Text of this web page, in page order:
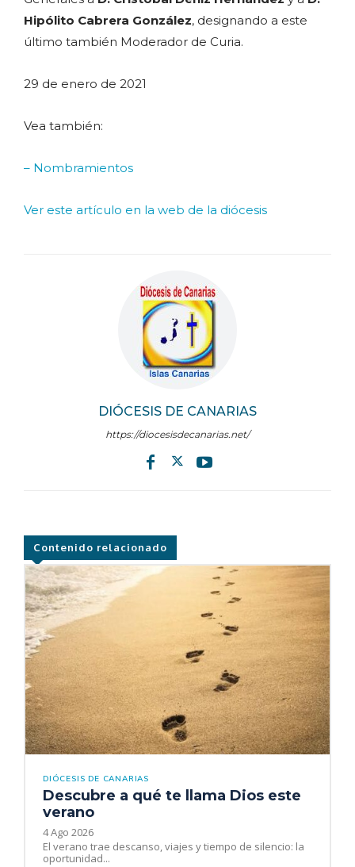
DIÓCESIS DE CANARIAS
https://diocesisdecanarias.net/
Hipólito Cabrera González, designando a este
último también Moderador de Curia.
29 de enero de 2021
Vea también:
– Nombramientos
Ver este artículo en la web de la diócesis
Contenido relacionado
DIÓCESIS DE CANARIAS
Descubre a qué te llama Dios este
verano
4 Ago 2026
El verano trae descanso, viajes y tiempo de silencio: la
oportunidad...